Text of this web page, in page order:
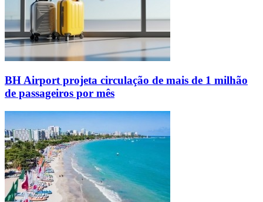
BH Airport projeta circulação de mais de 1 milhão
de passageiros por mês